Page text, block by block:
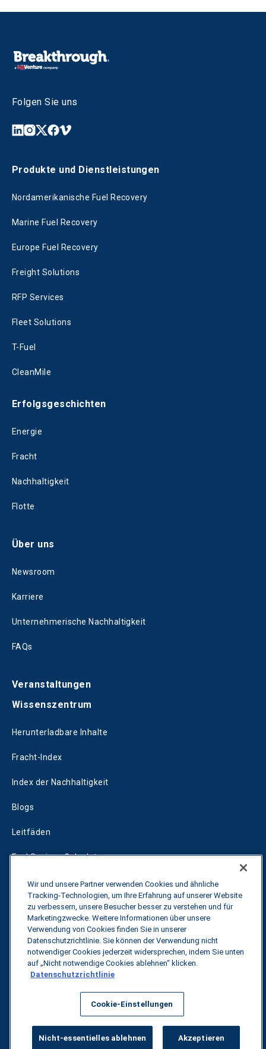
Folgen Sie uns
Produkte und Dienstleistungen
Nordamerikanische Fuel Recovery
Marine Fuel Recovery
Europe Fuel Recovery
Freight Solutions
RFP Services
Fleet Solutions
T-Fuel
CleanMile
Erfolgsgeschichten
Energie
Fracht
Nachhaltigkeit
Flotte
Über uns
Newsroom
Karriere
Unternehmerische Nachhaltigkeit
FAQs
Veranstaltungen
Wissenszentrum
Herunterladbare Inhalte
Fracht-Index
Index der Nachhaltigkeit
Blogs
Leitfäden
Fuel Savings Calculator
Rechner für die Transportoptimierung
Tarif-Tracker
Kontakt
Alle Rechte vorbehalten. Datenschutzbestimmungen
Wir und unsere Partner verwenden Cookies und ähnliche
Tracking-Technologien, um Ihre Erfahrung auf unserer Website
zu verbessern, unsere Besucher besser zu verstehen und für
Marketingzwecke. Weitere Informationen über unsere
Verwendung von Cookies finden Sie in unserer
Datenschutzrichtlinie. Sie können der Verwendung nicht
notwendiger Cookies jederzeit widersprechen, indem Sie unten
auf „Nicht notwendige Cookies ablehnen“ klicken.
Datenschutzrichtlinie
Cookie-Einstellungen
Nicht-essentielles ablehnen Akzeptieren